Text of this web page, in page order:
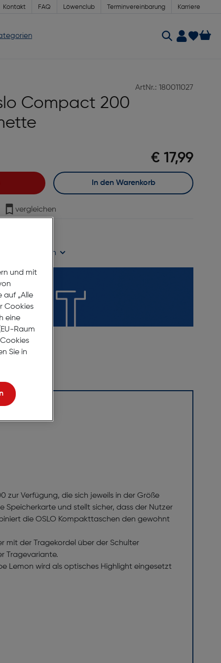
Kontakt FAQ Löwenclub Terminvereinbarung Karriere
ArtNr.: 180011027
Compact 200
€ 17,99
In den Warenkorb
vergleichen
prüfen
Verfügung, die sich jeweils in der Größe
Speicherkarte und stellt sicher, dass der Nutzer
die OSLO Kompakttaschen den gewohnt
mit der Tragekordel über der Schulter
Tragevariante.
Lemon wird als optisches Highlight eingesetzt
und mit
auf „Alle
Cookies
eine
Raum
Sie in